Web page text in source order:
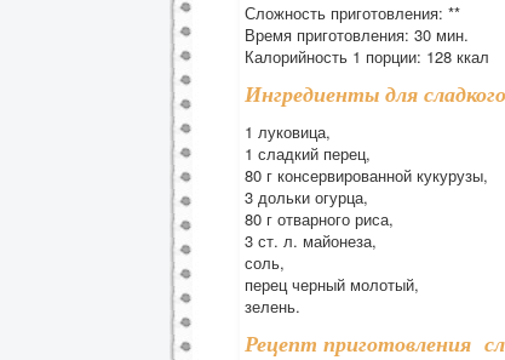
Сложность приготовления: **
Время приготовления: 30 мин.
Калорийность 1 порции: 128 ккал
Ингредиенты для
1 луковица,
1 сладкий перец,
80 г консервированной кукурузы,
3 дольки огурца,
80 г отварного риса,
3 ст. л. майонеза,
соль,
перец черный молотый,
зелень.
Рецепт приготовления